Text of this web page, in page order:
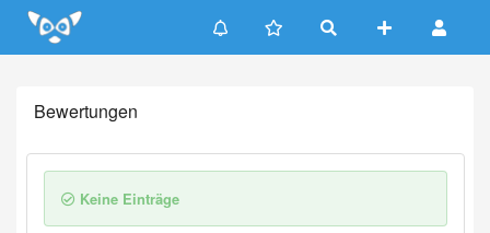
Update cookies preferences
Bewertungen
Keine Einträge